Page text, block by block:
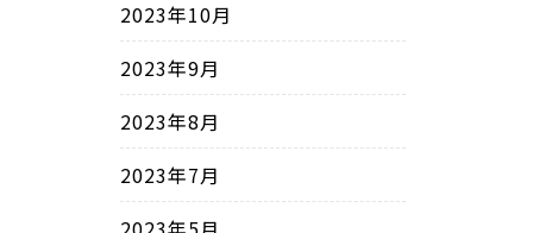
2023年10月
2023年9月
2023年8月
2023年7月